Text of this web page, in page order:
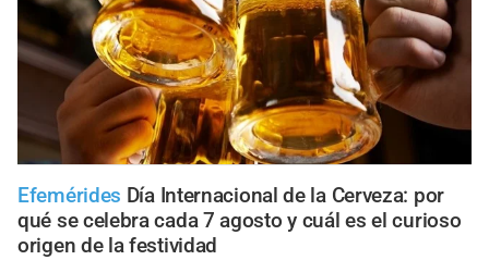
Efemérides Día Internacional de la Cerveza: por
qué se celebra cada 7 agosto y cuál es el curioso
origen de la festividad